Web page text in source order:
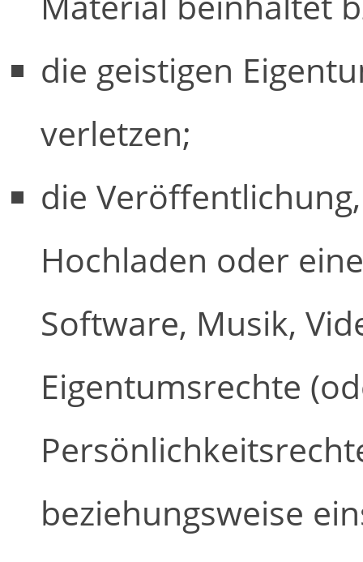
die geistigen
verletzen;
die
Hochladen oder
Software, Musik,
Eigentumsrechte
beziehungsweise